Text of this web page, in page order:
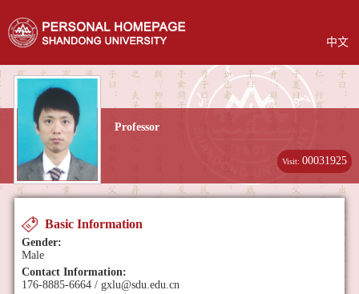
中文
Professor
Visit:00031925
Basic Information
Gender:
Male
Contact Information:
176-8885-6664 / gxlu@sdu.edu.cn